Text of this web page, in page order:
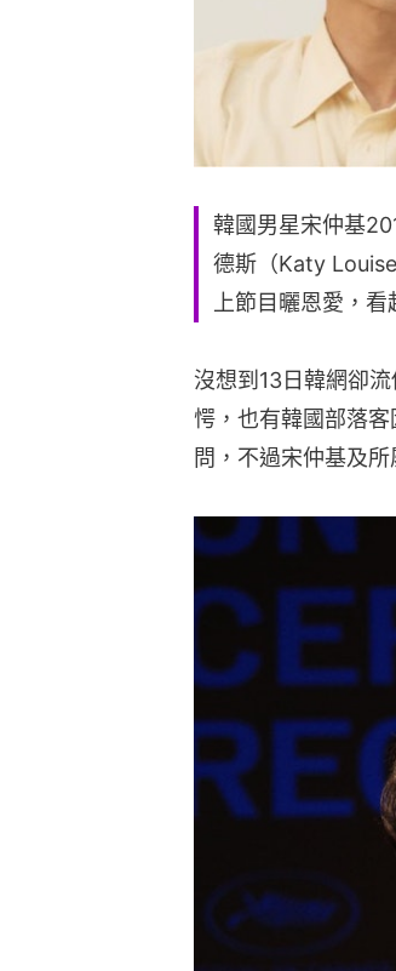
韓國男星宋仲基
德斯（Katy
上節目曬恩愛，
沒想到13日韓網卻
愕，也有韓國部落
問，不過宋仲基及